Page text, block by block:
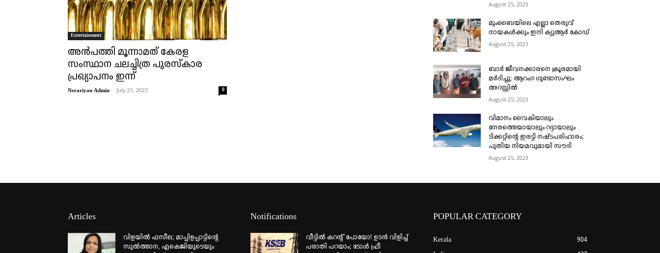
Entertainment
അൻപത്തി മൂന്നാമത് കേരള
സംസ്ഥാന ചലച്ചിത്ര പുരസ്‌കാര
പ്രഖ്യാപനം ഇന്ന്
Nerariyan Admin - July 21, 2023 0
August 25, 2023
മുംബൈയിലെ എല്ലാ തെരുവ്
നായകൾക്കും ഇനി ക്യുആർ കോഡ്
August 25, 2023
ബാർ ജീവനക്കാരനെ ക്രൂരമായി
മർദിച്ചു; ആറംഗ ഗുണ്ടാസംഘം
അറസ്റ്റിൽ
August 25, 2023
വിമാനം വൈകിയാലും
നേരത്തെയായാലും റദ്ദായാലും
ടിക്കറ്റിന്റെ ഇരട്ടി നഷ്ടപരിഹാരം;
പുതിയ നിയമവുമായി സൗദി
August 25, 2023
Articles
വിളയിൽ ഫസീല; മാപ്പിളപ്പാട്ടിന്റെ
സുൽത്താന, എകെജിയുടെയും
Notifications
വീട്ടില്‍ കറന്റ് പോയോ! ഉടന്‍ വിളിച്ച്
പരാതി പറയാം; ടോള്‍ ഫ്രീ
POPULAR CATEGORY
Kerala
904